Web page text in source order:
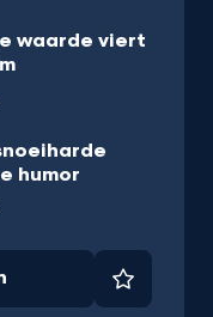
waarde viert
humor
Favoriet